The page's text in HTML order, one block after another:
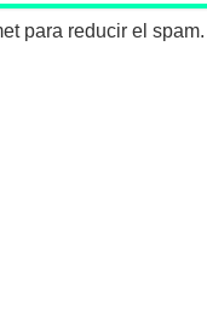
para reducir el spam.